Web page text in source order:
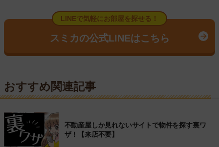
LINEで気軽にお部屋を探せる！
スミカの公式LINEはこちら
おすすめ関連記事
不動産屋しか見れないサイトで物件を探す裏ワ
ザ！【来店不要】